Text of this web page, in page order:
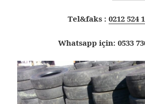
Tel&faks : 0212 524
Whatsapp için: 0533